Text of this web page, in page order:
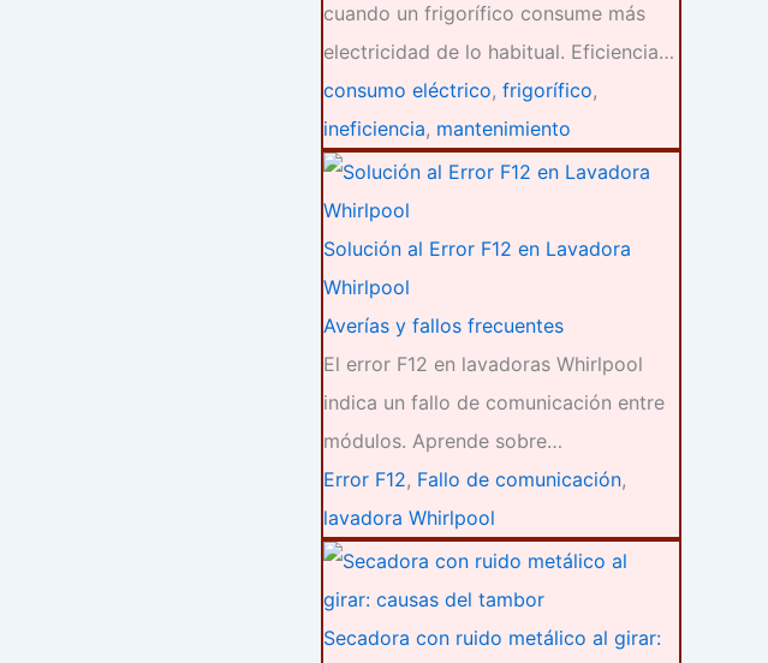
cuando un frigorífico consume más
electricidad de lo habitual. Eficiencia…
consumo eléctrico, frigorífico,
ineficiencia, mantenimiento
Solución al Error F12 en Lavadora
Whirlpool
Averías y fallos frecuentes
El error F12 en lavadoras Whirlpool
indica un fallo de comunicación entre
módulos. Aprende sobre…
Error F12, Fallo de comunicación,
lavadora Whirlpool
Secadora con ruido metálico al girar: